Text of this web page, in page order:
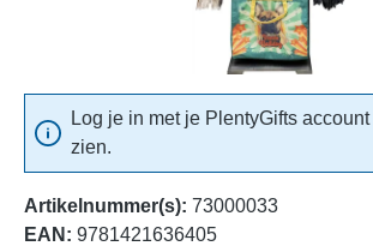
Log je in met je PlentyGifts
zien.
Artikelnummer(s): 73000033
EAN: 9781421636405